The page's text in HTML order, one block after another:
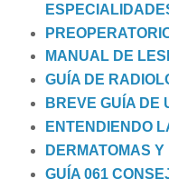
MANUAL DE
GUÍA DE
BREVE GUÍA DE
ENTENDIENDO
DERMATOMAS Y
GUÍA 061